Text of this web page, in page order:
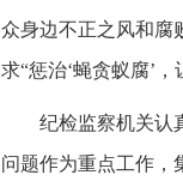
众身边不正之风和腐
求“惩治‘蝇贪蚁腐’，
纪检监察机关认
问题作为重点工作，